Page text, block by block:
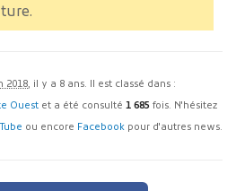
2018, il y a 8 ans. Il est classé dans :
Ouest et a été consulté 1 685 fois. N'hésitez
ou encore Facebook pour d'autres news.